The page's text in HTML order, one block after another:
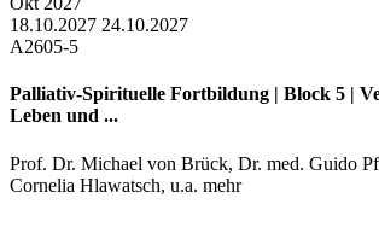
18.10.2027 24.10.2027
A2605-5
Palliativ-Spirituelle Fortbildung | Block 5 |
Leben und ...
Prof. Dr. Michael von Brück, Dr. med. Guido
Cornelia Hlawatsch, u.a. mehr